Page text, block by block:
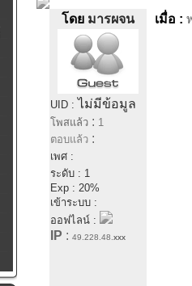
โดยมารผจน
UID : ไม่มีข้อมูล
โพสแล้ว : 1
ตอบแล้ว :
เพศ :
ระดับ : 1
Exp : 20%
เข้าระบบ :
ออฟไลน์ :
IP : 49.228.48. xxx
เมื่อ :